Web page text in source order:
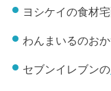
ヨシケイの食材
わんまいるのお
セブンイレブンの